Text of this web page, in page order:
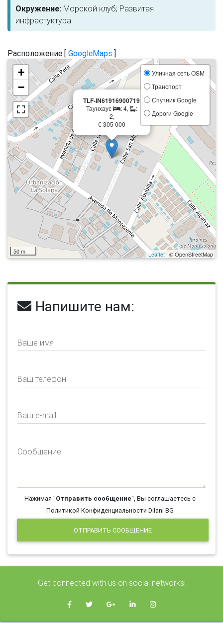
Окружение: Морской клуб; Развитая
инфрастуктура
Расположение [ GoogleMaps ]
TLF-IN61916900719
Таунхаус : 4,
:
2,
€ 305 000
×
+
−
Уличная сеть OSM
Транспорт
Спутник Google
Дороги Google
50 m Leaflet | © OpenStreetMap
Напишите нам:
Ваше имя
Ваш телефон
Ваш e-mail
Сообщение
Нажимая "Отправить сообщение", Вы соглашаетесь с
Политикой Конфиденциальности Dilani BG
ОТПРАВИТЬ СООБЩЕНИЕ
Get connected with us on social networks!